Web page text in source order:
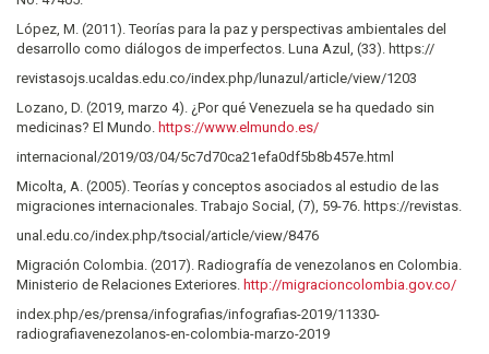
López, M. (2011). Teorías para la paz y perspectivas ambientales del
desarrollo como diálogos de imperfectos. Luna Azul, (33). https://
revistasojs.ucaldas.edu.co/index.php/lunazul/article/view/1203
Lozano, D. (2019, marzo 4). ¿Por qué Venezuela se ha quedado sin
medicinas? El Mundo. https://www.elmundo.es/
internacional/2019/03/04/5c7d70ca21efa0df5b8b457e.html
Micolta, A. (2005). Teorías y conceptos asociados al estudio de las
migraciones internacionales. Trabajo Social, (7), 59-76. https://revistas.
unal.edu.co/index.php/tsocial/article/view/8476
Migración Colombia. (2017). Radiografía de venezolanos en Colombia.
Ministerio de Relaciones Exteriores. http://migracioncolombia.gov.co/
index.php/es/prensa/infografias/infografias-2019/11330-
radiografiavenezolanos-en-colombia-marzo-2019